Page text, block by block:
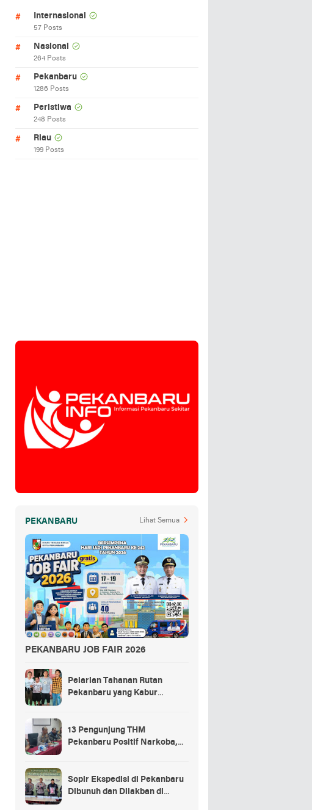
Internasional
57 Posts
Nasional
264 Posts
Pekanbaru
1286 Posts
Peristiwa
248 Posts
Riau
199 Posts
PEKANBARU Lihat Semua
PEKANBARU JOB FAIR 2026
Pelarian Tahanan Rutan
Pekanbaru yang Kabur
13 Pengunjung THM
Pekanbaru Positif Narkoba,
Sopir Ekspedisi di Pekanbaru
Dibunuh dan Dilakban di